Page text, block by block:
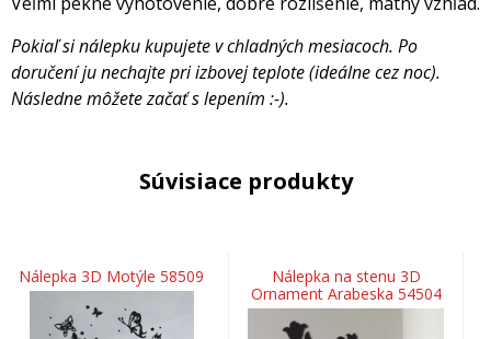
Pokiaľ si nálepku kupujete v chladných mesiacoch. Po
doručení ju nechajte pri izbovej teplote (ideálne cez noc).
Následne môžete začať s lepením :-).
Súvisiace produkty
Nálepka 3D Motýle 58509
Nálepka na stenu 3D
Ornament Arabeska 54504